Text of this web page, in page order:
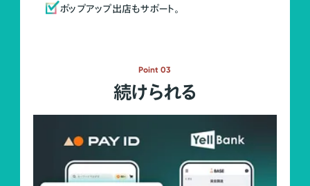
ポップアップ出店もサポート。
Point 03
続けられる